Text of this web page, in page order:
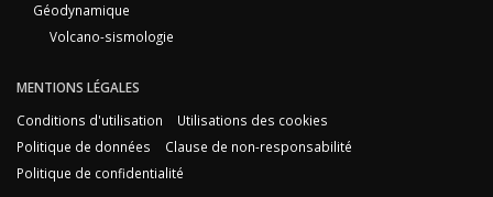
Géodynamique
Volcano-sismologie
MENTIONS LÉGALES
Conditions d'utilisation
Utilisations des cookies
Politique de données
Clause de non-responsabilité
Politique de confidentialité